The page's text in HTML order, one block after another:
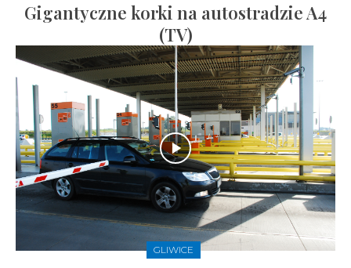
Gigantyczne korki na autostradzie A4
(TV)
GLIWICE